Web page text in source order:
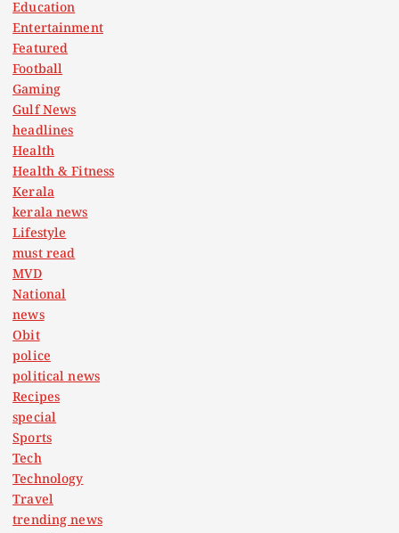
Education
Entertainment
Featured
Football
Gaming
Gulf News
headlines
Health
Health & Fitness
Kerala
kerala news
Lifestyle
must read
MVD
National
news
Obit
police
political news
Recipes
special
Sports
Tech
Technology
Travel
trending news